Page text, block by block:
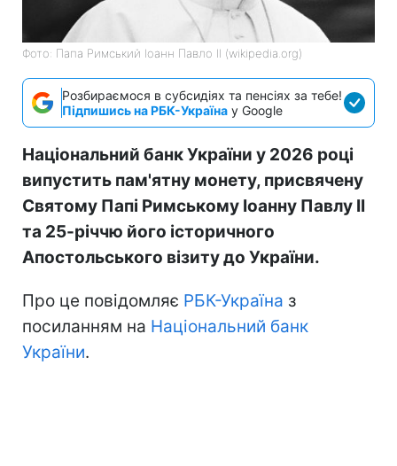
Фото: Папа Римський Іоанн Павло II (wikipedia.org)
Розбираємося в субсидіях та пенсіях за тебе!
Підпишись на РБК-Україна у Google
Національний банк України у 2026 році
випустить пам'ятну монету, присвячену
Святому Папі Римському Іоанну Павлу II
та 25-річчю його історичного
Апостольського візиту до України.
Про це повідомляє РБК-Україна з
посиланням на Національний банк
України.